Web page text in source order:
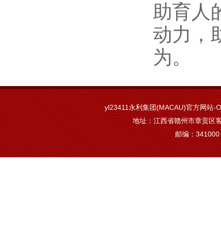
助育人
动力，
为。
yl23411永利集团(MACAU)官方网站-
地址：江西省赣州市章贡区
邮编：341000